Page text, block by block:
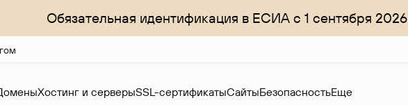
Обязательная идентификация в ЕСИА с 1 сентября 2026
Хостинг и серверыSSL-сертификатыСайтыБезопасностьЕще